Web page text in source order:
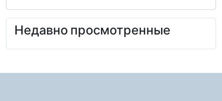
Недавно просмотренные